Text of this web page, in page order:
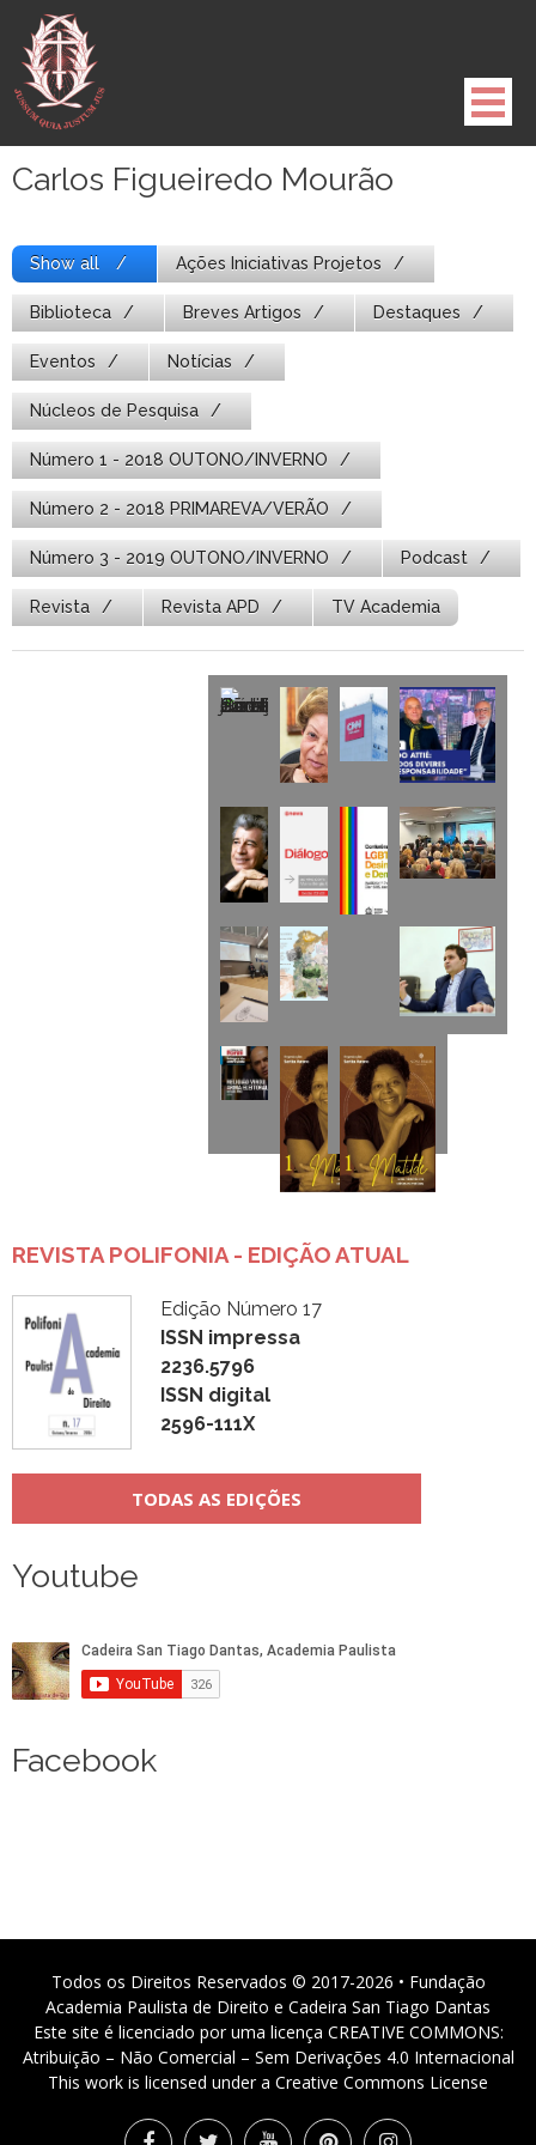
para
conteúdo
Carlos Figueiredo Mourão
Show all Ações Iniciativas Projetos
Biblioteca Breves Artigos Destaques
Eventos Notícias
Núcleos de Pesquisa
Número 1 - 2018 OUTONO/INVERNO
Número 2 - 2018 PRIMAREVA/VERÃO
Número 3 - 2019 OUTONO/INVERNO Podcast
Revista Revista APD TV Academia
REVISTA POLIFONIA - EDIÇÃO ATUAL
Edição Número 17
ISSN impressa
2236.5796
ISSN digital
2596-111X
TODAS AS EDIÇÕES
Youtube
Facebook
Todos os Direitos Reservados © 2017-2026 • Fundação
Academia Paulista de Direito e Cadeira San Tiago Dantas
Este site é licenciado por uma licença CREATIVE COMMONS:
Atribuição – Não Comercial – Sem Derivações 4.0 Internacional
This work is licensed under a Creative Commons License